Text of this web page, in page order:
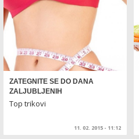
ZATEGNITE SE DO DANA
ZALJUBLJENIH
Top trikovi
11. 02. 2015 - 11:12